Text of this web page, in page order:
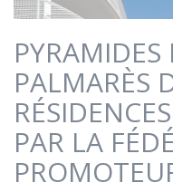
PALMARÈS
PAR LA